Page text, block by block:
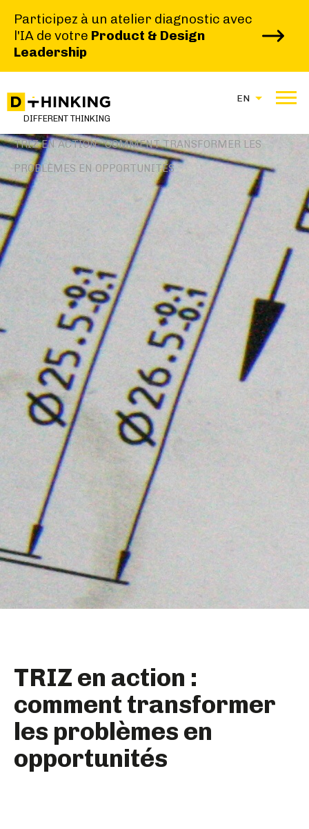
Participez à un atelier diagnostic avec
l'IA de votre Product & Design
Leadership
DIFFERENT THINKING
EN
HOME | BLOG |
TRIZ EN ACTION : COMMENT TRANSFORMER LES
PROBLÈMES EN OPPORTUNITÉS
DESIGN
3 18 MIN
TRIZ en action :
comment transformer
les problèmes en
opportunités